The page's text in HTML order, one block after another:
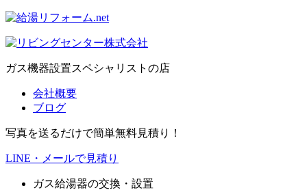
ガス機器設置スペシャリストの店
会社概要
ブログ
写真を送るだけで簡単無料見積り！
LINE・メールで見積り
ガス給湯器の交換・設置